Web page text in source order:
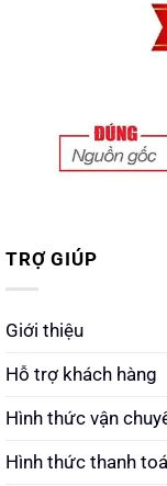
TRỢ GIÚP
Giới thiệu
Hỗ trợ khách hàng
Hình thức vận
Hình thức thanh